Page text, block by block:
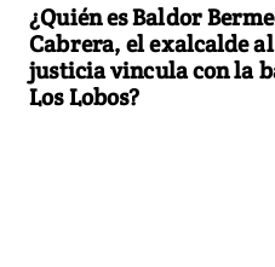
¿Quién es Baldor
Cabrera, el exalcalde
justicia vincula con la
Los Lobos?